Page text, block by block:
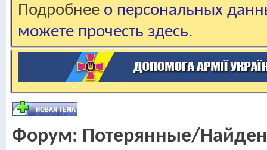
Подробнее о персональных
можете прочесть здесь.
Форум: Потерянные/